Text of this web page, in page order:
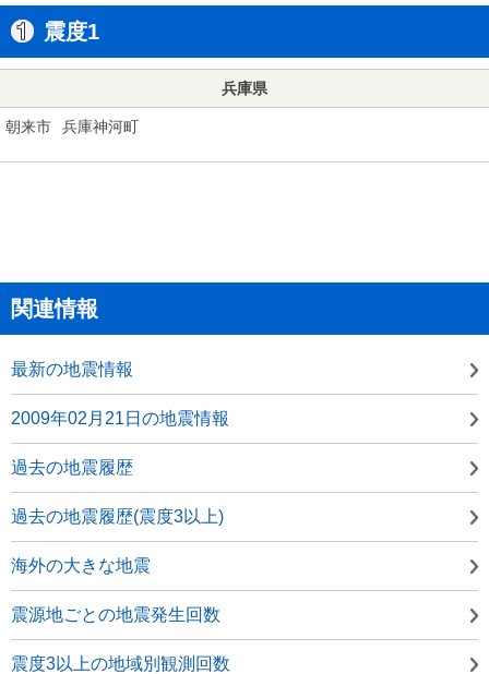
震度1
兵庫県
朝来市 兵庫神河町
関連情報
最新の地震情報
2009年02月21日の地震情報
過去の地震履歴
過去の地震履歴(震度3以上)
海外の大きな地震
震源地ごとの地震発生回数
震度3以上の地域別観測回数